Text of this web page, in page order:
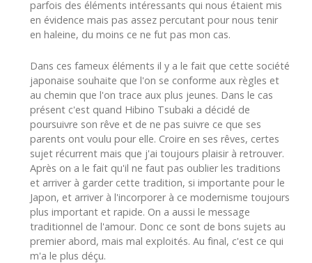
parfois des éléments intéressants qui nous étaient mis
en évidence mais pas assez percutant pour nous tenir
en haleine, du moins ce ne fut pas mon cas.
Dans ces fameux éléments il y a le fait que cette société
japonaise souhaite que l'on se conforme aux règles et
au chemin que l'on trace aux plus jeunes. Dans le cas
présent c'est quand Hibino Tsubaki a décidé de
poursuivre son rêve et de ne pas suivre ce que ses
parents ont voulu pour elle. Croire en ses rêves, certes
sujet récurrent mais que j'ai toujours plaisir à retrouver.
Après on a le fait qu'il ne faut pas oublier les traditions
et arriver à garder cette tradition, si importante pour le
Japon, et arriver à l'incorporer à ce modernisme toujours
plus important et rapide. On a aussi le message
traditionnel de l'amour. Donc ce sont de bons sujets au
premier abord, mais mal exploités. Au final, c'est ce qui
m'a le plus déçu.